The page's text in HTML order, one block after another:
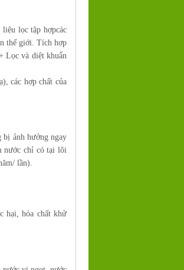
lọc tập hợpcác
thế giới. Tích hợp
Lọc và diệt khuẩn
các hợp chất của
bị ảnh hưởng ngay
nước chỉ có tại lõi
lần).
hại, hóa chất khử